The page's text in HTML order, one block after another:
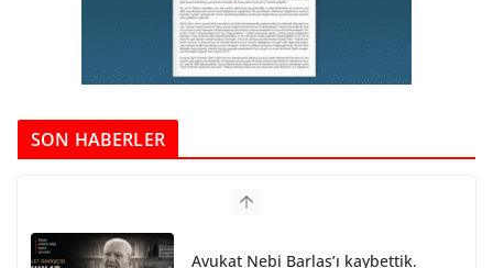
SON HABERLER
PARİS KOMÜNÜ SON BARİKAT